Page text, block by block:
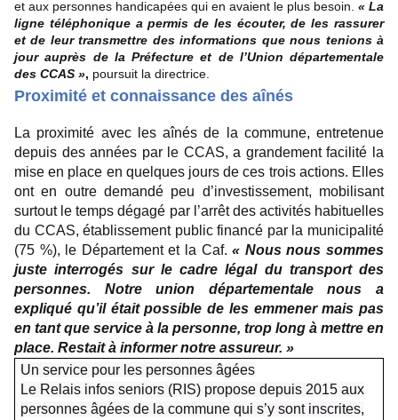
et aux personnes handicapées qui en avaient le plus besoin. « La
ligne téléphonique a permis de les écouter, de les rassurer
et de leur transmettre des informations que nous tenions à
jour auprès de la Préfecture et de l’Union départementale
des CCAS », poursuit la directrice.
Proximité et connaissance des aînés
La proximité avec les aînés de la commune, entretenue
depuis des années par le CCAS, a grandement facilité la
mise en place en quelques jours de ces trois actions. Elles
ont en outre demandé peu d’investissement, mobilisant
surtout le temps dégagé par l’arrêt des activités habituelles
du CCAS, établissement public financé par la municipalité
(75 %), le Département et la Caf.« Nous nous sommes
juste interrogés sur le cadre légal du transport des
personnes. Notre union départementale nous a
expliqué qu’il était possible de les emmener mais pas
en tant que service à la personne, trop long à mettre en
place. Restait à informer notre assureur. »
Un service pour les personnes âgées
Le Relais infos seniors (RIS) propose depuis 2015 aux
personnes âgées de la commune qui s’y sont inscrites,